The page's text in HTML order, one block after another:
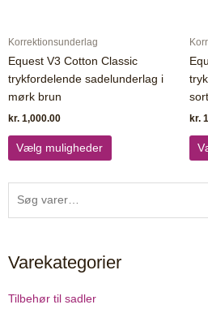
efter:
Varekategorier
Tilbehør til sadler
Korrektionsunderlag
Equest V3 Cotton Classic
trykfordelende sadelunderlag i
mørk brun
kr. 1,000.00
Vælg muligheder
sort
kr.